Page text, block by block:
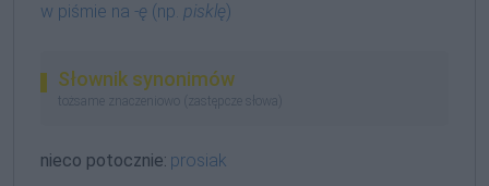
w piśmie na -ę (np. pisklę)
Słownik synonimów
tożsame znaczeniowo (zastępcze słowa)
nieco potocznie: prosiak